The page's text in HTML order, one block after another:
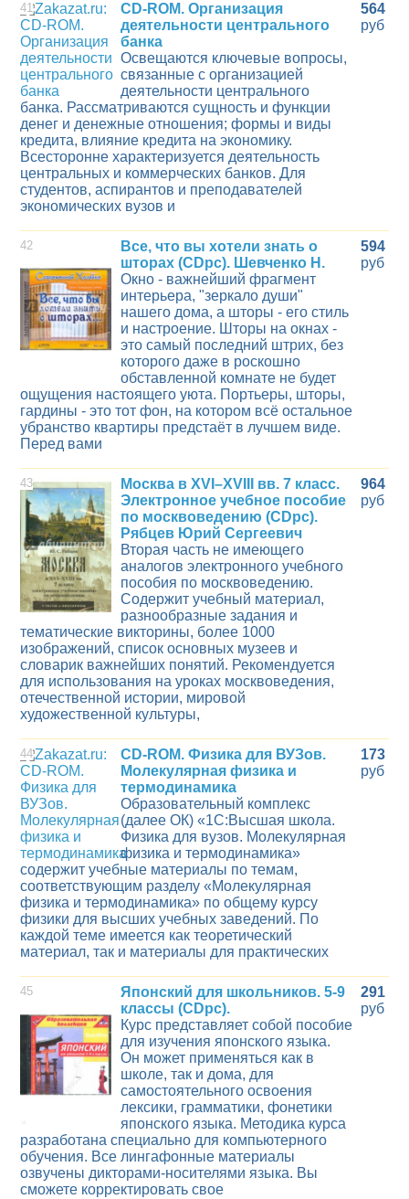
41
CD-ROM. Организация
деятельности центрального
банка
Освещаются ключевые вопросы,
связанные с организацией
деятельности центрального
банка. Рассматриваются сущность и функции
денег и денежные отношения; формы и виды
кредита, влияние кредита на экономику.
Всесторонне характеризуется деятельность
центральных и коммерческих банков. Для
студентов, аспирантов и преподавателей
экономических вузов и
564
руб
42
Все, что вы хотели знать о
шторах (CDpc). Шевченко Н.
Окно - важнейший фрагмент
интерьера, "зеркало души"
нашего дома, а шторы - его стиль
и настроение. Шторы на окнах -
это самый последний штрих, без
которого даже в роскошно
обставленной комнате не будет
ощущения настоящего уюта. Портьеры, шторы,
гардины - это тот фон, на котором всё остальное
убранство квартиры предстаёт в лучшем виде.
Перед вами
594
руб
43
Москва в XVI–XVIII вв. 7 класс.
Электронное учебное пособие
по москвоведению (CDpc).
Рябцев Юрий Сергеевич
Вторая часть не имеющего
аналогов электронного учебного
пособия по москвоведению.
Содержит учебный материал,
разнообразные задания и
тематические викторины, более 1000
изображений, список основных музеев и
словарик важнейших понятий. Рекомендуется
для использования на уроках москвоведения,
отечественной истории, мировой
художественной культуры,
964
руб
44
CD-ROM. Физика для ВУЗов.
Молекулярная физика и
термодинамика
Образовательный комплекс
(далее ОК) «1С:Высшая школа.
Физика для вузов. Молекулярная
физика и термодинамика»
содержит учебные материалы по темам,
соответствующим разделу «Молекулярная
физика и термодинамика» по общему курсу
физики для высших учебных заведений. По
каждой теме имеется как теоретический
материал, так и материалы для практических
173
руб
45
Японский для школьников. 5-9
классы (CDpc).
Курс представляет собой пособие
для изучения японского языка.
Он может применяться как в
школе, так и дома, для
самостоятельного освоения
лексики, грамматики, фонетики
японского языка. Методика курса
разработана специально для компьютерного
обучения. Все лингафонные материалы
озвучены дикторами-носителями языка. Вы
сможете корректировать свое
291
руб